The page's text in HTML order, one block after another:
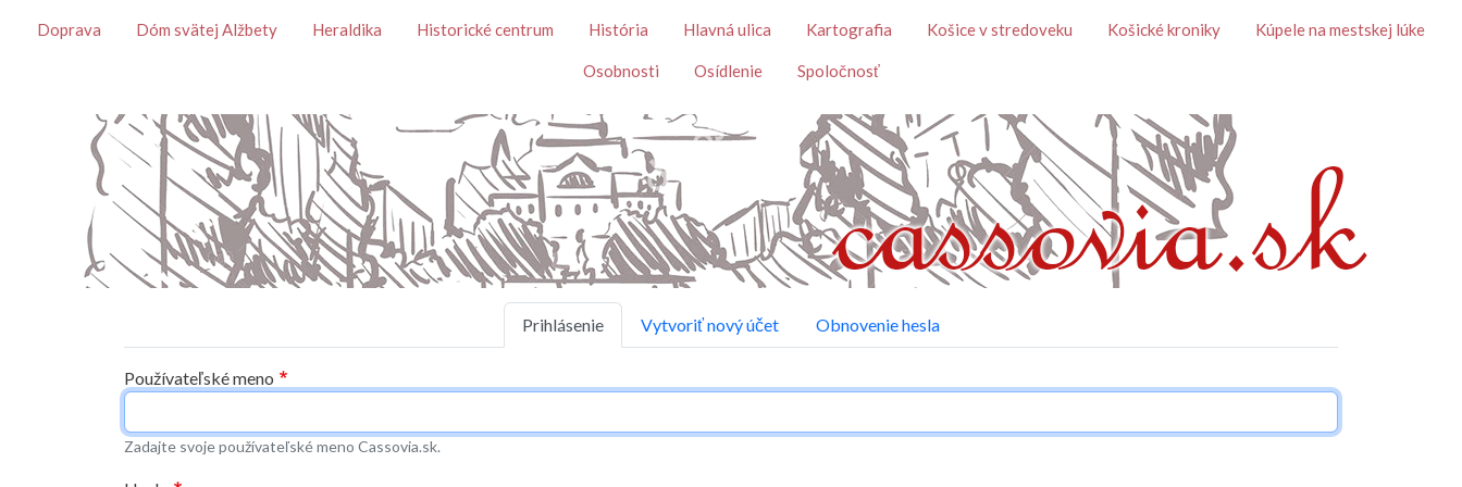
Témy
Doprava Dóm svätej Alžbety Heraldika Historické centrum História Hlavná ulica Kartografia Košice v stredoveku Košické kroniky Kúpele na mestskej lúke
Osobnosti Osídlenie Spoločnosť
Prihlásenie Vytvoriť nový účet Obnovenie hesla
Používateľské meno
Zadajte svoje používateľské meno Cassovia.sk.